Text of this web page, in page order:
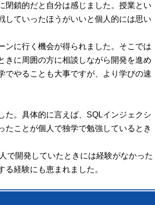
閉鎖的だと自分は感じました。授業とい
していったほうがいいと個人的には思い
ンに行く機会が得られました。そこでは
きに周囲の方に相談しながら開発を進め
でやることも大事ですが、より学びの速
。 具体的に言えば、SQLインジェクシ
たことが個人で独学で勉強しているとき
で開発していたときには経験がなかった
経験にも恵まれました。